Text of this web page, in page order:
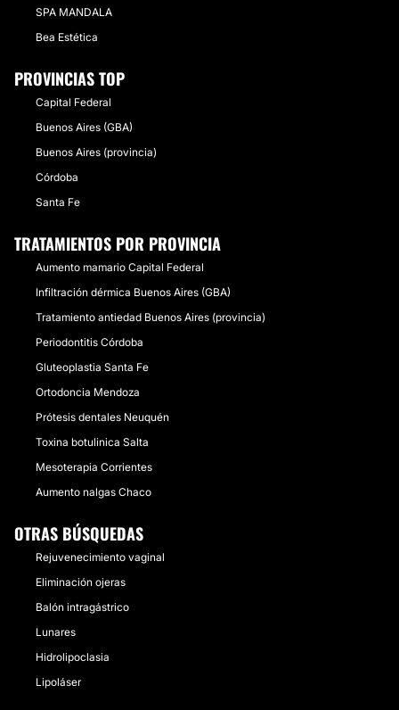
SPA MANDALA
Bea Estética
PROVINCIAS TOP
Capital Federal
Buenos Aires (GBA)
Buenos Aires (provincia)
Córdoba
Santa Fe
TRATAMIENTOS POR PROVINCIA
Aumento mamario Capital Federal
Infiltración dérmica Buenos Aires (GBA)
Tratamiento antiedad Buenos Aires (provincia)
Periodontitis Córdoba
Gluteoplastia Santa Fe
Ortodoncia Mendoza
Prótesis dentales Neuquén
Toxina botulinica Salta
Mesoterapia Corrientes
Aumento nalgas Chaco
OTRAS BÚSQUEDAS
Rejuvenecimiento vaginal
Eliminación ojeras
Balón intragástrico
Lunares
Hidrolipoclasia
Lipoláser